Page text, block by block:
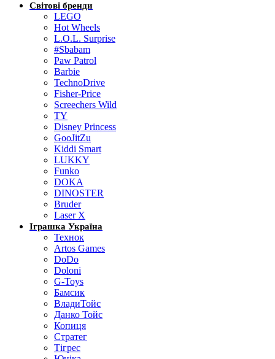
Світові бренди
LEGO
Hot Wheels
L.O.L. Surprise
#Sbabam
Paw Patrol
Barbie
TechnoDrive
Fisher-Price
Screechers Wild
TY
Disney Princess
GooJitZu
Kiddi Smart
LUKKY
Funko
DOKA
DINOSTER
Bruder
Laser X
Іграшка Україна
Технок
Artos Games
DoDo
Doloni
G-Toys
Бамсик
ВладиТойс
Данко Тойс
Копиця
Стратег
Тігрес